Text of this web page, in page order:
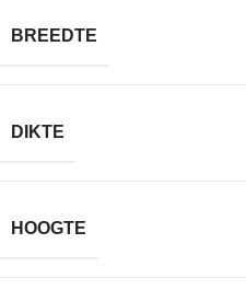
BREEDTE
DIKTE
HOOGTE